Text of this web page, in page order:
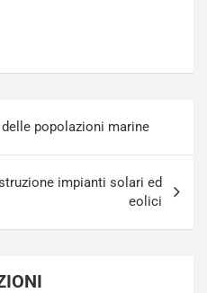
popolazioni marine
impianti solari ed
eolici